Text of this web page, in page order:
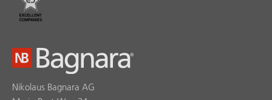
Nikolaus Bagnara AG